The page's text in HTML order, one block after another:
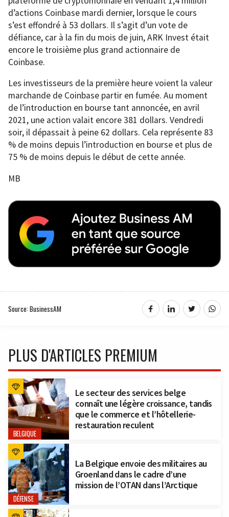
d’actions Coinbase mardi dernier, lorsque le cours
s’est effondré à 53 dollars. Il s’agit d’un vote de
défiance, car à la fin du mois de juin, ARK Invest était
encore le troisième plus grand actionnaire de
Coinbase.
Les investisseurs de la première heure voient la valeur
marchande de Coinbase partir en fumée. Au moment
de l’introduction en bourse tant annoncée, en avril
2021, une action valait encore 381 dollars. Vendredi
soir, il dépassait à peine 62 dollars. Cela représente 83
% de moins depuis l’introduction en bourse et plus de
75 % de moins depuis le début de cette année.
MB
Source: BusinessAM
PLUS D'ARTICLES PREMIUM
BELGIQUE
Le secteur des services belge
connaît une légère croissance, tandis
que le commerce et l’hôtellerie-
restauration reculent
DÉFENSE
La Belgique envoie des militaires au
Groenland dans le cadre d’une
mission de l’OTAN dans l’Arctique